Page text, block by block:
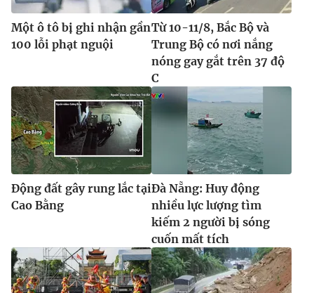
Một ô tô bị ghi nhận gần
100 lỗi phạt nguội
Từ 10-11/8, Bắc Bộ và
Trung Bộ có nơi nắng
nóng gay gắt trên 37 độ
C
Động đất gây rung lắc tại
Cao Bằng
Đà Nẵng: Huy động
nhiều lực lượng tìm
kiếm 2 người bị sóng
cuốn mất tích